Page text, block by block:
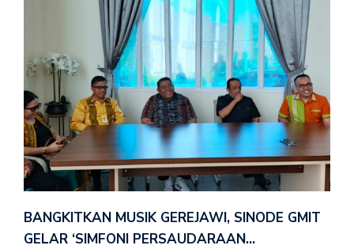
BANGKITKAN MUSIK GEREJAWI, SINODE GMIT
GELAR ‘SIMFONI PERSAUDARAAN…